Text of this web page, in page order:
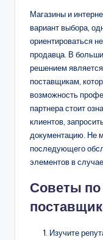
Магазины и
вариант выбора,
ориентироваться
продавца. В
решением
поставщикам,
возможность
партнера стоит
клиентов,
документацию. Не
последующего
элементов в
Советы
Изучите